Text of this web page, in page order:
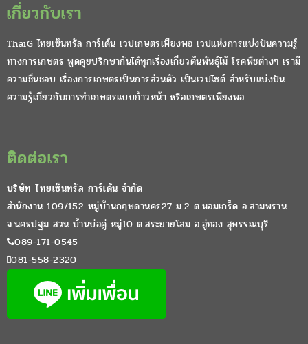
เกี่ยวกับเรา
ThaiG ไทยเซ็นทรัล การ์เด้น เวปเกษตรเพียงพอ เวปแห่งการแบ่งปันความรู้
ทางการเกษตร พูดคุยปรึกษากันได้ทุกเรื่องเกี่ยวต้นพันธุ์ไม้ โรคพืชต่างๆ เรามี
ความชื่นชอบ เรื่องการเกษตรเป็นการส่วนตัว เป็นเวปไซต์ สำหรับแบ่งปัน
ความรู้เกี่ยวกับการทำเกษตรแบบก้าวหน้า หรือเกษตรเพียงพอ
ติดต่อเรา
บริษัท ไทยเซ็นทรัล การ์เด้น จำกัด
สำนักงาน 109/152 หมู่บ้านกฤษดานคร27 ม.2 ต.หอมเกร็ด อ.สามพราน
จ.นครปฐม สวน บ้านบ่อคู่ หมู่10 ต.สระยายโสม อ.อู่ทอง สุพรรณบุรี
089-171-0545
081-558-2320